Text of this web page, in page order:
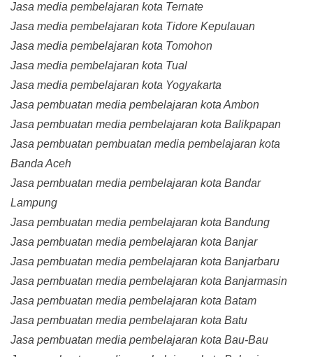
Jasa media pembelajaran kota Ternate
Jasa media pembelajaran kota Tidore Kepulauan
Jasa media pembelajaran kota Tomohon
Jasa media pembelajaran kota Tual
Jasa media pembelajaran kota Yogyakarta
Jasa pembuatan media pembelajaran kota Ambon
Jasa pembuatan media pembelajaran kota Balikpapan
Jasa pembuatan pembuatan media pembelajaran kota
Banda Aceh
Jasa pembuatan media pembelajaran kota Bandar
Lampung
Jasa pembuatan media pembelajaran kota Bandung
Jasa pembuatan media pembelajaran kota Banjar
Jasa pembuatan media pembelajaran kota Banjarbaru
Jasa pembuatan media pembelajaran kota Banjarmasin
Jasa pembuatan media pembelajaran kota Batam
Jasa pembuatan media pembelajaran kota Batu
Jasa pembuatan media pembelajaran kota Bau-Bau